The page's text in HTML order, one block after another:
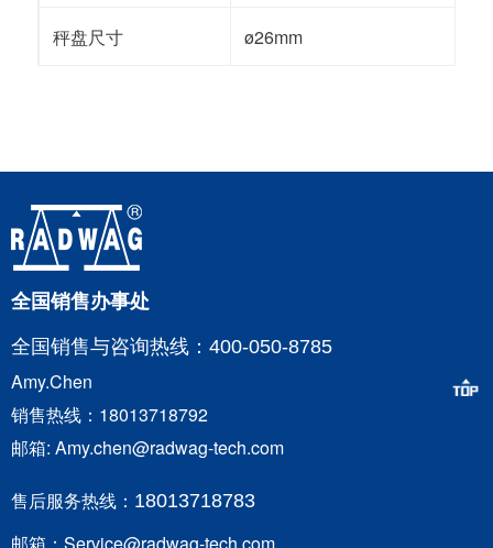
秤盘尺寸 ø26mm
全国销售办事处
全国销售与咨询热线：400-050-8785
Amy.Chen
销售热线：18013718792
邮箱: Amy.chen@radwag-tech.com
售后服务热线： 18013718783